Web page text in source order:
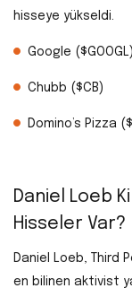
hisseye yükseldi.
Google ($GOOGL)
Chubb ($CB)
Domino’s Pizza
Daniel Loeb
Hisseler Var?
Daniel Loeb, Third
en bilinen aktivist